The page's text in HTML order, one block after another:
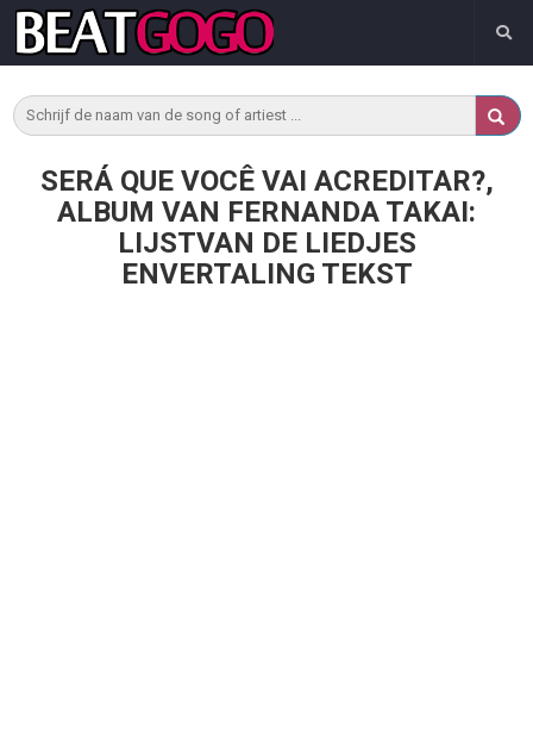
SERÁ QUE VOCÊ VAI ACREDITAR?,
ALBUM VAN FERNANDA TAKAI:
LIJSTVAN DE LIEDJES
ENVERTALING TEKST